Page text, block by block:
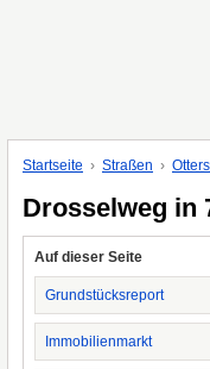
Startseite Straßen
Drosselweg in
Auf dieser Seite
Grundstücksreport
Immobilienmarkt